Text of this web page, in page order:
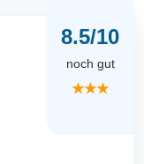
8.5/10
noch gut
★★★